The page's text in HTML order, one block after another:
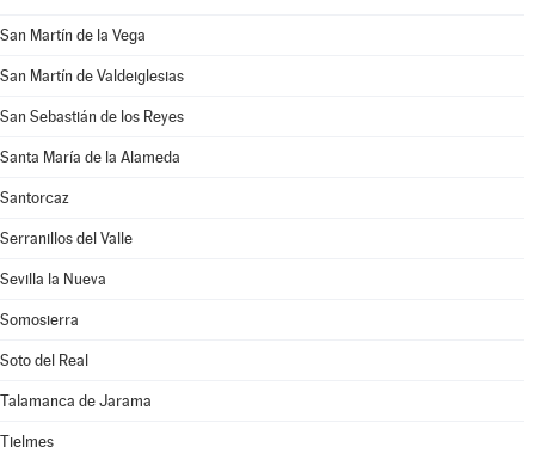
San Martín de la Vega
San Martín de Valdeiglesias
San Sebastián de los Reyes
Santa María de la Alameda
Santorcaz
Serranillos del Valle
Sevilla la Nueva
Somosierra
Soto del Real
Talamanca de Jarama
Tielmes